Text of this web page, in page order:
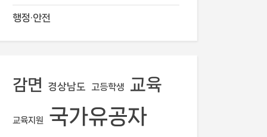
행정·안전
감면 경상남도 고등학생 교육
교육지원 국가유공자